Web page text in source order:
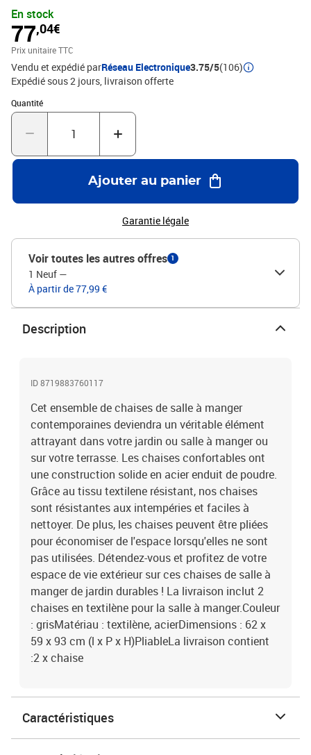
textilene résistant, nos chaises sont résistantes aux intempéries et
faciles à nettoyer. De plus, les chaises peuvent être pliées pour
économiser de l'espace lorsqu'elles ne sont pas utilisées.
Détendez-vous et profitez de votre espace de vie extérieur sur ces
chaises de salle à manger de jardin durables ! La livraison inclut 2
chaises en textilène pour la salle à manger.Couleur : grisMatériau :
textilène, acierDimensions : 62 x 59 x 93 cm (l x P x H)PliableLa
livraison contient :2 x chaise
En stock
77,04€
Prix unitaire TTC
Vendu et expédié parRéseau Electronique3.75/5(106)
Expédié sous 2 jours livraison offerte
Quantité
Quantité : 1
Ajouter au panier
Garantie légale
Voir toutes les autres offres 1
1 Neuf —
À partir de 77,99 €
Description
ID 8719883760117
Cet ensemble de chaises de salle à manger
contemporaines deviendra un véritable élément
attrayant dans votre jardin ou salle à manger ou
sur votre terrasse. Les chaises confortables ont
une construction solide en acier enduit de poudre.
Grâce au tissu textilene résistant, nos chaises
sont résistantes aux intempéries et faciles à
nettoyer. De plus, les chaises peuvent être pliées
pour économiser de l'espace lorsqu'elles ne sont
pas utilisées. Détendez-vous et profitez de votre
espace de vie extérieur sur ces chaises de salle à
manger de jardin durables ! La livraison inclut 2
chaises en textilène pour la salle à manger.Couleur
: grisMatériau : textilène, acierDimensions : 62 x
59 x 93 cm (l x P x H)PliableLa livraison contient
:2 x chaise
Caractéristiques